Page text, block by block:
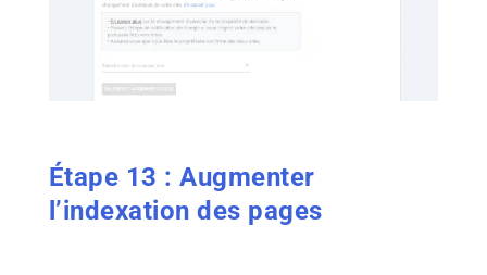
Étape 13 : Augmenter
l’indexation des pages